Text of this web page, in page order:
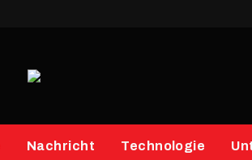
Nachricht Technologie